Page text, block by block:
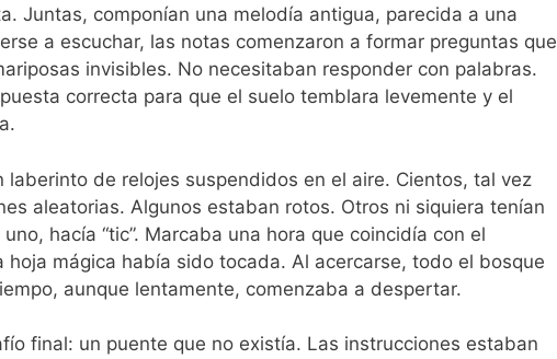
Juntas, componían una melodía antigua, parecida a una
a escuchar, las notas comenzaron a formar preguntas que
invisibles. No necesitaban responder con palabras.
correcta para que el suelo temblara levemente y el
laberinto de relojes suspendidos en el aire. Cientos, tal vez
aleatorias. Algunos estaban rotos. Otros ni siquiera tenían
hacía “tic”. Marcaba una hora que coincidía con el
hoja mágica había sido tocada. Al acercarse, todo el bosque
aunque lentamente, comenzaba a despertar.
final: un puente que no existía. Las instrucciones estaban